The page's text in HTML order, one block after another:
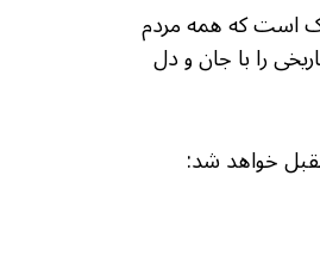
است که همه مردم
را با جان و دل
خواهد شد: